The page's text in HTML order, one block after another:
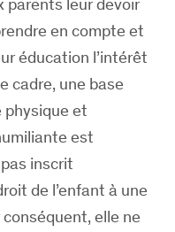
en compte et
éducation l’intérêt
cadre, une base
physique et
est
inscrit
de l’enfant à une
elle ne